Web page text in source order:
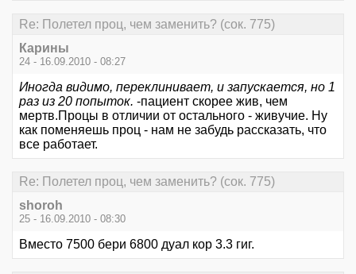
Re: Полетел проц, чем заменить? (сок. 775)
Карины
24 - 16.09.2010 - 08:27
Иногда видимо, переклинивает, и запускается, но 1
раз из 20 попыток. -пациент скорее жив, чем
мертв.Процы в отличии от остального - живучие. Ну
как поменяешь проц - нам не забудь рассказать, что
все работает.
Re: Полетел проц, чем заменить? (сок. 775)
shoroh
25 - 16.09.2010 - 08:30
Вместо 7500 бери 6800 дуал кор 3.3 гиг.